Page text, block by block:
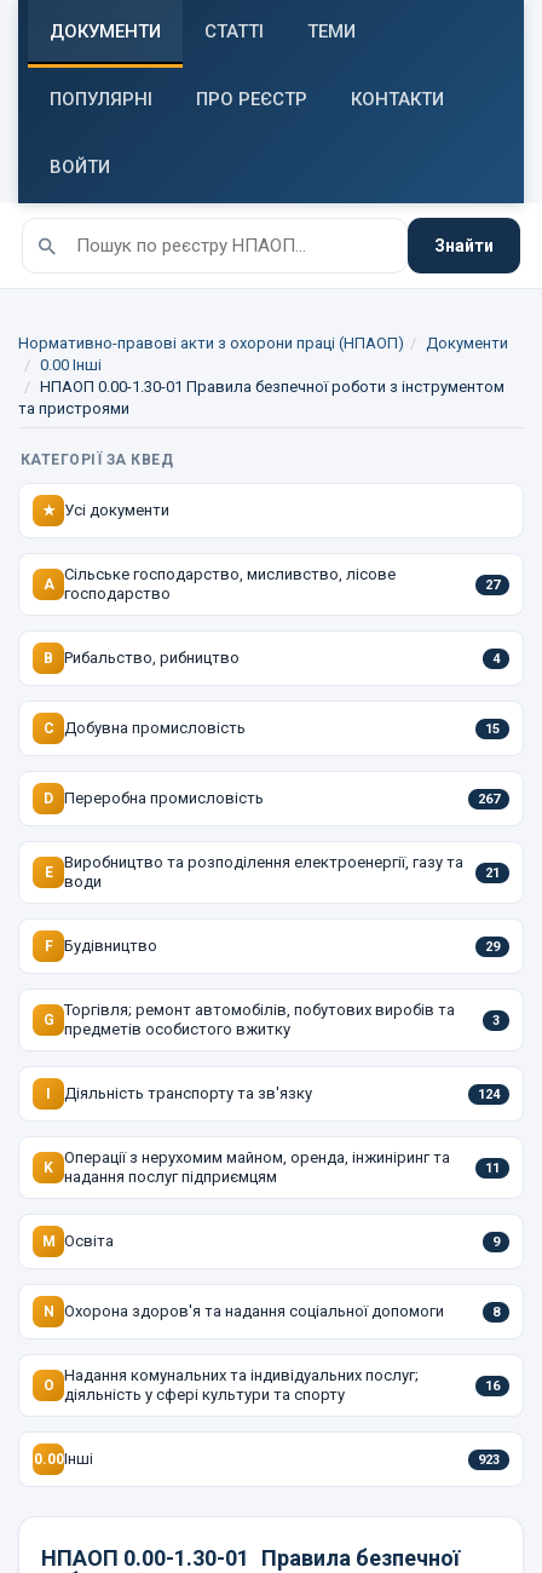
ДОКУМЕНТИ СТАТТІ ТЕМИ
ПОПУЛЯРНІ ПРО РЕЄСТР КОНТАКТИ
ВОЙТИ
Знайти
Нормативно-правові акти з охорони праці (НПАОП)
Документи
0.00 Інші
НПАОП 0.00-1.30-01 Правила безпечної роботи з інструментом
та пристроями
КАТЕГОРІЇ ЗА КВЕД
★ Усі документи
A
Сільське господарство, мисливство, лісове
господарство
27
B Рибальство, рибництво 4
C Добувна промисловість 15
D Переробна промисловість 267
E
Виробництво та розподілення електроенергії, газу та
води
21
F Будівництво 29
G
Торгівля; ремонт автомобілів, побутових виробів та
предметів особистого вжитку
3
I Діяльність транспорту та зв'язку 124
K
Операції з нерухомим майном, оренда, інжиніринг та
надання послуг підприємцям
11
M Освіта 9
N Охорона здоров'я та надання соціальної допомоги 8
O
Надання комунальних та індивідуальних послуг;
діяльність у сфері культури та спорту
16
0.00Інші 923
НПАОП 0.00-1.30-01
Правила безпечної